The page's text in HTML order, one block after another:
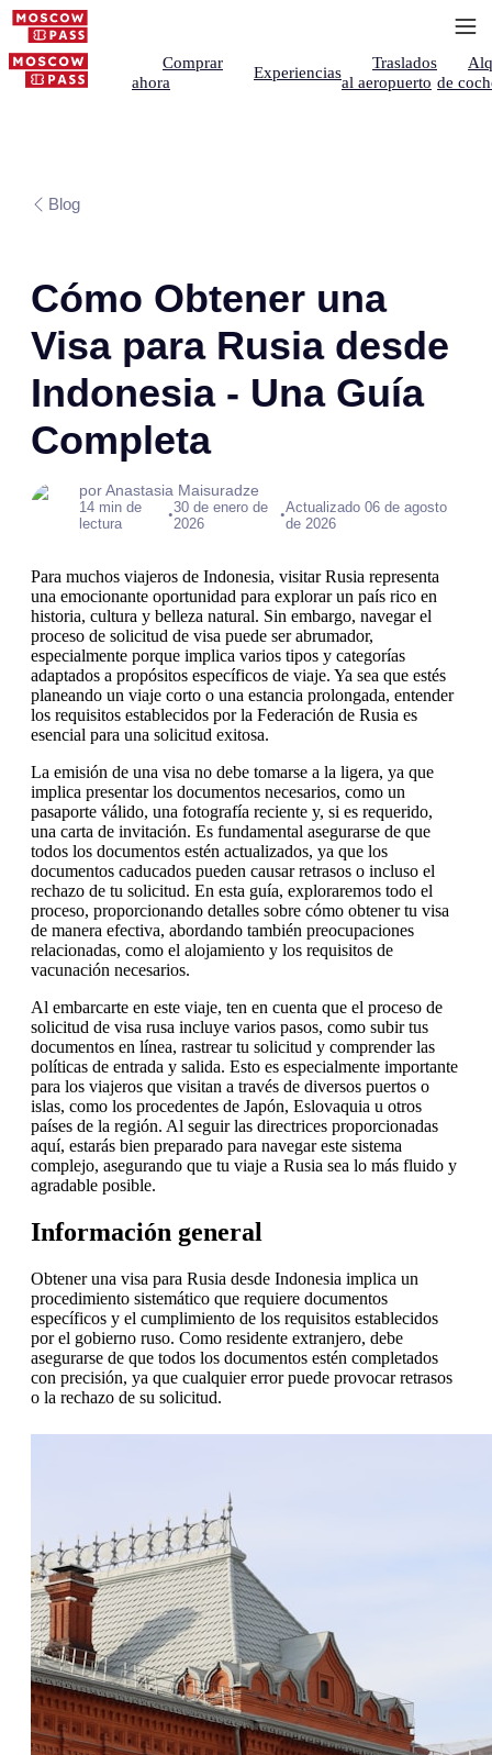
Comprar
ahora
Experiencias
Traslados
al aeropuerto de
Blog
Cómo Obtener una
Visa para Rusia desde
Indonesia - Una Guía
Completa
por Anastasia Maisuradze
14 min de
lectura
•30 de enero de
2026
•Actualizado 06 de agosto
de 2026
Para muchos viajeros de Indonesia, visitar Rusia representa
una emocionante oportunidad para explorar un país rico en
historia, cultura y belleza natural. Sin embargo, navegar el
proceso de solicitud de visa puede ser abrumador,
especialmente porque implica varios tipos y categorías
adaptados a propósitos específicos de viaje. Ya sea que estés
planeando un viaje corto o una estancia prolongada, entender
los requisitos establecidos por la Federación de Rusia es
esencial para una solicitud exitosa.
La emisión de una visa no debe tomarse a la ligera, ya que
implica presentar los documentos necesarios, como un
pasaporte válido, una fotografía reciente y, si es requerido,
una carta de invitación. Es fundamental asegurarse de que
todos los documentos estén actualizados, ya que los
documentos caducados pueden causar retrasos o incluso el
rechazo de tu solicitud. En esta guía, exploraremos todo el
proceso, proporcionando detalles sobre cómo obtener tu visa
de manera efectiva, abordando también preocupaciones
relacionadas, como el alojamiento y los requisitos de
vacunación necesarios.
Al embarcarte en este viaje, ten en cuenta que el proceso de
solicitud de visa rusa incluye varios pasos, como subir tus
documentos en línea, rastrear tu solicitud y comprender las
políticas de entrada y salida. Esto es especialmente importante
para los viajeros que visitan a través de diversos puertos o
islas, como los procedentes de Japón, Eslovaquia u otros
países de la región. Al seguir las directrices proporcionadas
aquí, estarás bien preparado para navegar este sistema
complejo, asegurando que tu viaje a Rusia sea lo más fluido y
agradable posible.
Información general
Obtener una visa para Rusia desde Indonesia implica un
procedimiento sistemático que requiere documentos
específicos y el cumplimiento de los requisitos establecidos
por el gobierno ruso. Como residente extranjero, debe
asegurarse de que todos los documentos estén completados
con precisión, ya que cualquier error puede provocar retrasos
o la rechazo de su solicitud.